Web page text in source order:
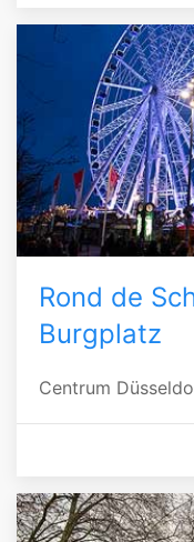
Rond de
Burgplatz
Centrum